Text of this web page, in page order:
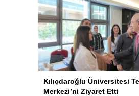
Kılıçdaroğlu Üniversitesi
Merkezi’ni Ziyaret Etti